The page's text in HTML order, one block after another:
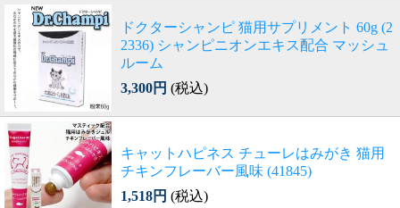
ドクターシャンピ 猫用サプリメント 60g (2
2336) シャンピニオンエキス配合 マッシュ
ルーム
3,300円 (税込)
キャットハピネス チューレはみがき 猫用
チキンフレーバー風味 (41845)
1,518円 (税込)